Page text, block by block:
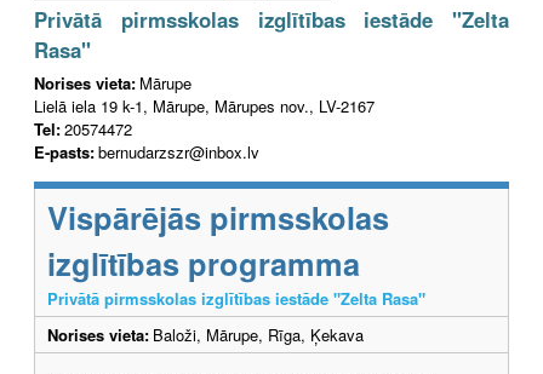
Privātā pirmsskolas izglītības iestāde "Zelta
Rasa"
Norises vieta: Mārupe
Lielā iela 19 k-1, Mārupe, Mārupes nov., LV-2167
Tel:20574472
E-pasts:bernudarzszr@inbox.lv
Vispārējās pirmsskolas
izglītības programma
Privātā pirmsskolas izglītības iestāde "Zelta Rasa"
Norises vieta: Baloži, Mārupe, Rīga, Ķekava